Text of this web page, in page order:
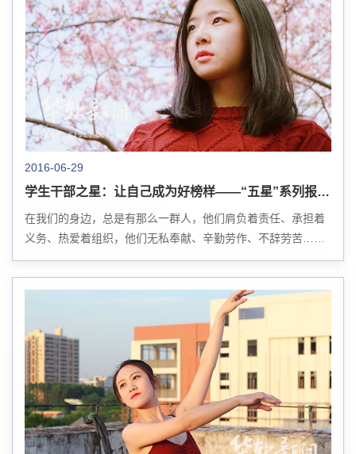
2016-06-29
学生干部之星：让自己成为好榜样——“五星”系列报道之五
在我们的身边，总是有那么一群人，他们肩负着责任、承担着
义务、热爱着组织，他们无私奉献、辛勤劳作、不辞劳苦……
那就是可爱的学生干部，他们用汗水与付出，告诉我们：肩上
承担着责任，要努力让自己成为好榜样。 ...